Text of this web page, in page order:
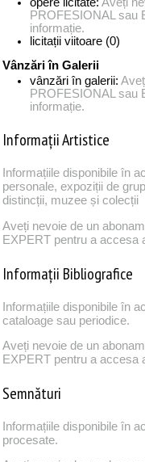
PROFESIONAL sau
informație.
licitații viitoare (0)
Vânzări în Galerii
vânzări în galerii:
PROFESIONAL sau
informație.
Informații Artistice
Informațiile disponibile în
personale, expoziții de
distincții, muzee și colecții
Aveți nevoie de un
EXPERT pentru a accesa
Informații Bibliografice
Informațiile disponibile în
cataloage sau periodice.
Aveți nevoie de un
EXPERT pentru a accesa
Semnături
Informațiile disponibile în
procesate.